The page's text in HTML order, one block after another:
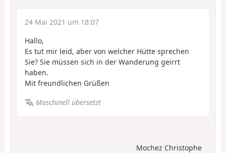
24 Mai 2021 um 18:07
Hallo,
Es tut mir leid, aber von welcher Hütte sprechen
Sie? Sie müssen sich in der Wanderung geirrt
haben.
Mit freundlichen Grüßen
Maschinell übersetzt
Mochez Christophe